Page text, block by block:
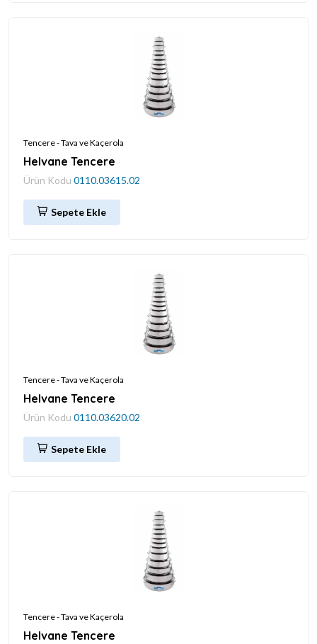
Tencere - Tava ve Kaçerola
Helvane Tencere
Ürün Kodu 0110.03615.02
Sepete Ekle
Tencere - Tava ve Kaçerola
Helvane Tencere
Ürün Kodu 0110.03620.02
Sepete Ekle
Tencere - Tava ve Kaçerola
Helvane Tencere